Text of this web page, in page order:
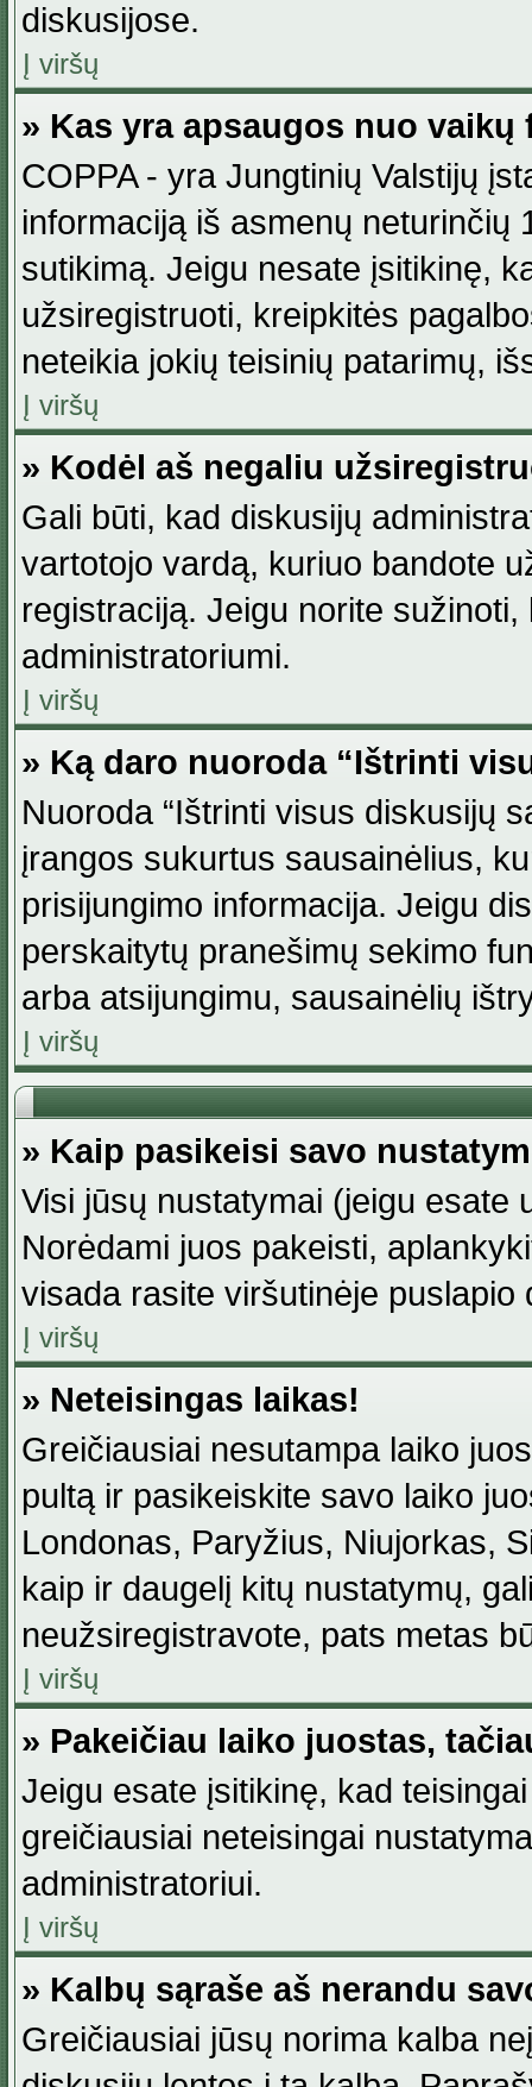
diskusijose.
Į viršų
» Kas yra apsaugos nuo vaikų
COPPA - yra Jungtinių Valstijų
informaciją iš asmenų neturinčių
sutikimą. Jeigu nesate įsitikinę,
užsiregistruoti, kreipkitės
neteikia jokių teisinių patarimų,
Į viršų
» Kodėl aš negaliu
Gali būti, kad diskusijų
vartotojo vardą, kuriuo bandote
registraciją. Jeigu norite
administratoriumi.
Į viršų
» Ką daro nuoroda “Ištrinti
Nuoroda “Ištrinti visus diskusijų
įrangos sukurtus sausainėlius,
prisijungimo informacija. Jeigu
perskaitytų pranešimų sekimo
arba atsijungimu, sausainėlių
Į viršų
» Kaip pasikeisi savo
Visi jūsų nustatymai (jeigu esate
Norėdami juos pakeisti,
visada rasite viršutinėje
Į viršų
» Neteisingas laikas!
Greičiausiai nesutampa laiko
pultą ir pasikeiskite savo laiko
Londonas, Paryžius, Niujorkas,
kaip ir daugelį kitų nustatymų,
neužsiregistravote, pats metas
Į viršų
» Pakeičiau laiko juostas,
Jeigu esate įsitikinę, kad
greičiausiai neteisingai
administratoriui.
Į viršų
» Kalbų sąraše aš nerandu
Greičiausiai jūsų norima kalba